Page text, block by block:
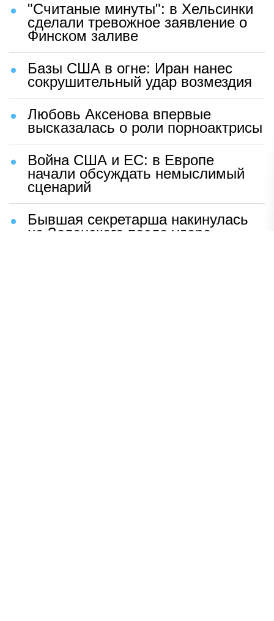
"Считаные минуты": в Хельсинки
сделали тревожное заявление о
Финском заливе
Базы США в огне: Иран нанес
сокрушительный удар возмездия
Любовь Аксенова впервые
высказалась о роли порноактрисы
Война США и ЕС: в Европе
начали обсуждать немыслимый
сценарий
Бывшая секретарша накинулась
на Зеленского после удара